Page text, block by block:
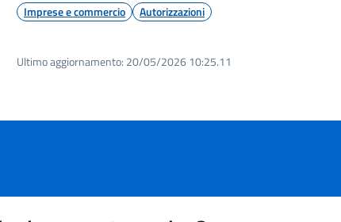
Imprese e commercio Autorizzazioni
Ultimo aggiornamento: 20/05/2026 10:25.11